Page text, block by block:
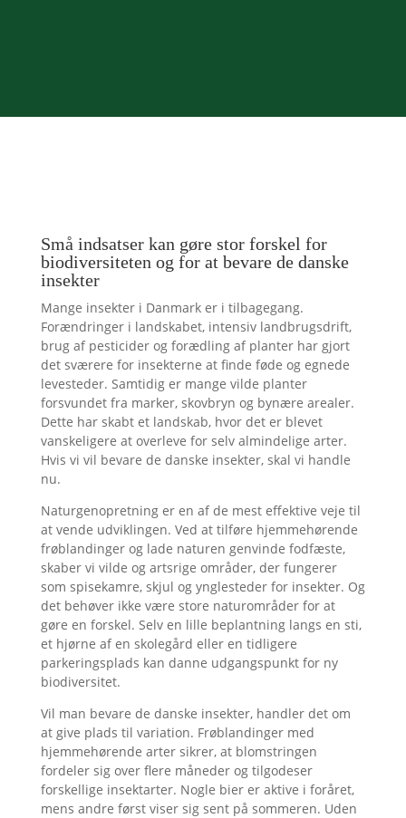
Små indsatser kan gøre stor forskel for
biodiversiteten og for at bevare de danske
insekter
Mange insekter i Danmark er i tilbagegang.
Forændringer i landskabet, intensiv landbrugsdrift,
brug af pesticider og forædling af planter har gjort
det sværere for insekterne at finde føde og egnede
levesteder. Samtidig er mange vilde planter
forsvundet fra marker, skovbryn og bynære arealer.
Dette har skabt et landskab, hvor det er blevet
vanskeligere at overleve for selv almindelige arter.
Hvis vi vil bevare de danske insekter, skal vi handle
nu.
Naturgenopretning er en af de mest effektive veje til
at vende udviklingen. Ved at tilføre hjemmehørende
frøblandinger og lade naturen genvinde fodfæste,
skaber vi vilde og artsrige områder, der fungerer
som spisekamre, skjul og ynglesteder for insekter. Og
det behøver ikke være store naturområder for at
gøre en forskel. Selv en lille beplantning langs en sti,
et hjørne af en skolegård eller en tidligere
parkeringsplads kan danne udgangspunkt for ny
biodiversitet.
Vil man bevare de danske insekter, handler det om
at give plads til variation. Frøblandinger med
hjemmehørende arter sikrer, at blomstringen
fordeler sig over flere måneder og tilgodeser
forskellige insektarter. Nogle bier er aktive i foråret,
mens andre først viser sig sent på sommeren. Uden